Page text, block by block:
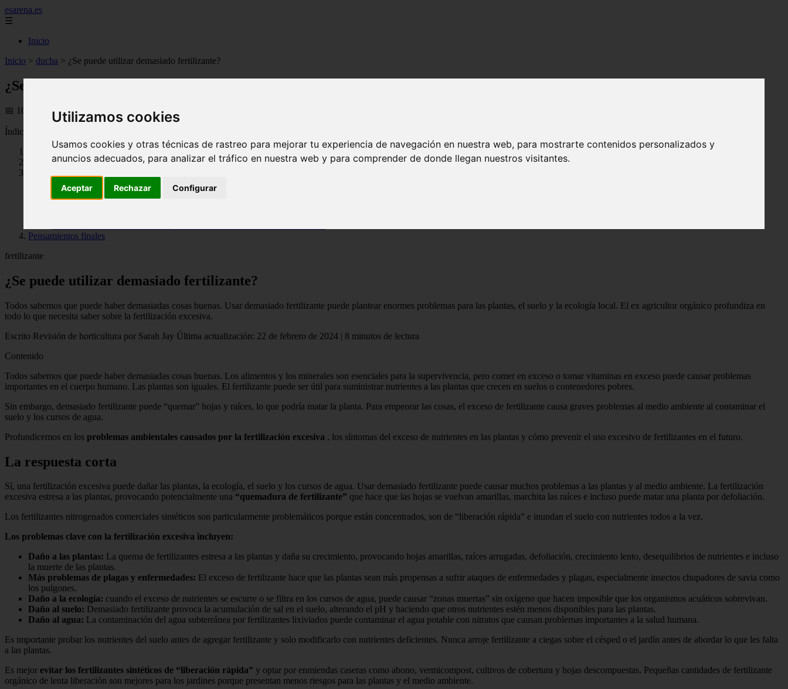
Utilizamos cookies
Usamos cookies y otras técnicas de rastreo para mejorar tu experiencia de navegación en nuestra web, para mostrarte contenidos personalizados y
anuncios adecuados, para analizar el tráfico en nuestra web y para comprender de donde llegan nuestros visitantes.
Aceptar Rechazar Configurar
esarena.es
☰
Inicio
Inicio > ducha > ¿Se puede utilizar demasiado fertilizante?
¿Se puede utilizar demasiado fertilizante?
📅 10/08/2025
Índice
¿Se puede utilizar demasiado fertilizante?
La respuesta corta
¿Cuáles son los signos de fertilización excesiva? (Quema de fertilizantes)
Fertilizante orgánico versus inorgánico
Pensamientos finales
fertilizante
¿Se puede utilizar demasiado fertilizante?
Todos sabemos que puede haber demasiadas cosas buenas. Usar demasiado fertilizante puede plantear enormes problemas para las plantas, el suelo y la ecología local. El ex agricultor orgánico profundiza en
todo lo que necesita saber sobre la fertilización excesiva.
Escrito Revisión de horticultura por Sarah Jay Última actualización: 22 de febrero de 2024 | 8 minutos de lectura
Contenido
Todos sabemos que puede haber demasiadas cosas buenas. Los alimentos y los minerales son esenciales para la supervivencia, pero comer en exceso o tomar vitaminas en exceso puede causar problemas
importantes en el cuerpo humano. Las plantas son iguales. El fertilizante puede ser útil para suministrar nutrientes a las plantas que crecen en suelos o contenedores pobres.
Sin embargo, demasiado fertilizante puede “quemar” hojas y raíces, lo que podría matar la planta. Para empeorar las cosas, el exceso de fertilizante causa graves problemas al medio ambiente al contaminar el
suelo y los cursos de agua.
Profundicemos en los problemas ambientales causados ​​por la fertilización excesiva , los síntomas del exceso de nutrientes en las plantas y cómo prevenir el uso excesivo de fertilizantes en el futuro.
La respuesta corta
Sí, una fertilización excesiva puede dañar las plantas, la ecología, el suelo y los cursos de agua. Usar demasiado fertilizante puede causar muchos problemas a las plantas y al medio ambiente. La fertilización
excesiva estresa a las plantas, provocando potencialmente una “quemadura de fertilizante” que hace que las hojas se vuelvan amarillas, marchita las raíces e incluso puede matar una planta por defoliación.
Los fertilizantes nitrogenados comerciales sintéticos son particularmente problemáticos porque están concentrados, son de “liberación rápida” e inundan el suelo con nutrientes todos a la vez.
Los problemas clave con la fertilización excesiva incluyen:
Daño a las plantas: La quema de fertilizantes estresa a las plantas y daña su crecimiento, provocando hojas amarillas, raíces arrugadas, defoliación, crecimiento lento, desequilibrios de nutrientes e incluso
la muerte de las plantas.
Más problemas de plagas y enfermedades: El exceso de fertilizante hace que las plantas sean más propensas a sufrir ataques de enfermedades y plagas, especialmente insectos chupadores de savia como
los pulgones.
Daño a la ecología: cuando el exceso de nutrientes se escurre o se filtra en los cursos de agua, puede causar “zonas muertas” sin oxígeno que hacen imposible que los organismos acuáticos sobrevivan.
Daño al suelo: Demasiado fertilizante provoca la acumulación de sal en el suelo, alterando el pH y haciendo que otros nutrientes estén menos disponibles para las plantas.
Daño al agua: La contaminación del agua subterránea por fertilizantes lixiviados puede contaminar el agua potable con nitratos que causan problemas importantes a la salud humana.
Es importante probar los nutrientes del suelo antes de agregar fertilizante y solo modificarlo con nutrientes deficientes. Nunca arroje fertilizante a ciegas sobre el césped o el jardín antes de abordar lo que les falta
a las plantas.
Es mejor evitar los fertilizantes sintéticos de “liberación rápida” y optar por enmiendas caseras como abono, vermicompost, cultivos de cobertura y hojas descompuestas. Pequeñas cantidades de fertilizante
orgánico de lenta liberación son mejores para los jardines porque presentan menos riesgos para las plantas y el medio ambiente.